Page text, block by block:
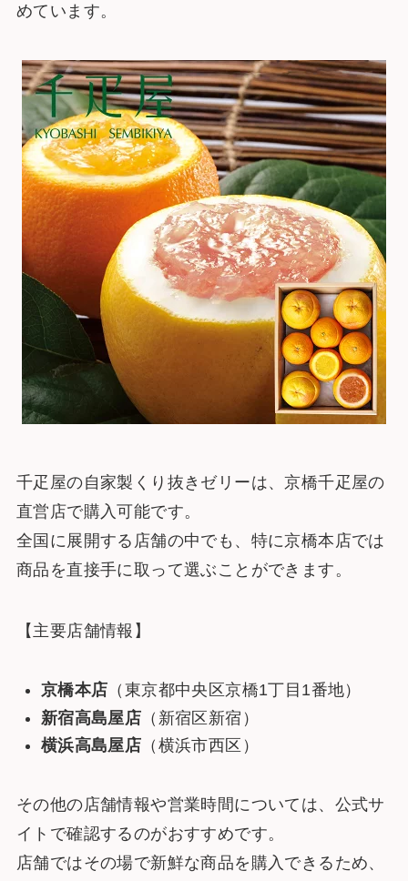
めています。
千疋屋の自家製くり抜きゼリーは、京橋千疋屋の
直営店で購入可能です。
全国に展開する店舗の中でも、特に京橋本店では
商品を直接手に取って選ぶことができます。
【主要店舗情報】
京橋本店 （東京都中央区京橋1丁目1番地）
新宿高島屋店 （新宿区新宿）
横浜高島屋店 （横浜市西区）
その他の店舗情報や営業時間については、公式サ
イトで確認するのがおすすめです。
店舗ではその場で新鮮な商品を購入できるため、